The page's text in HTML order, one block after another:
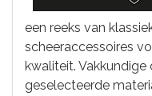
een reeks van
scheeraccessoires
kwaliteit.
geselecteerde